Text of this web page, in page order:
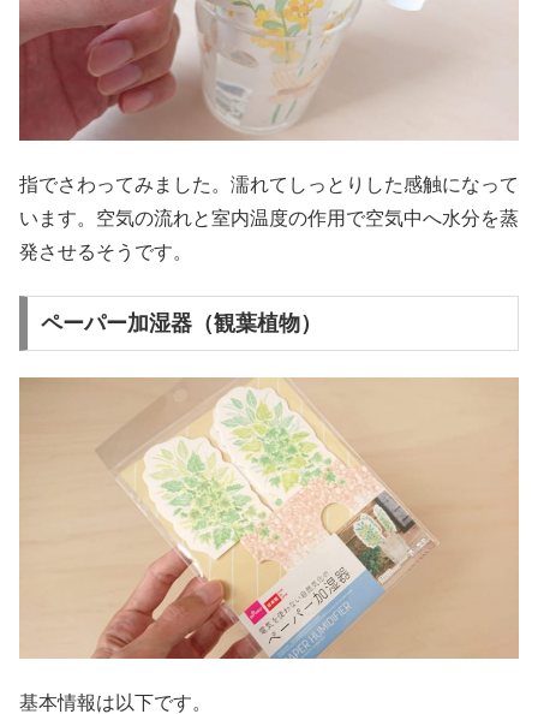
指でさわってみました。濡れてしっとりした感触になって
います。空気の流れと室内温度の作用で空気中へ水分を蒸
発させるそうです。
ペーパー加湿器（観葉植物）
基本情報は以下です。